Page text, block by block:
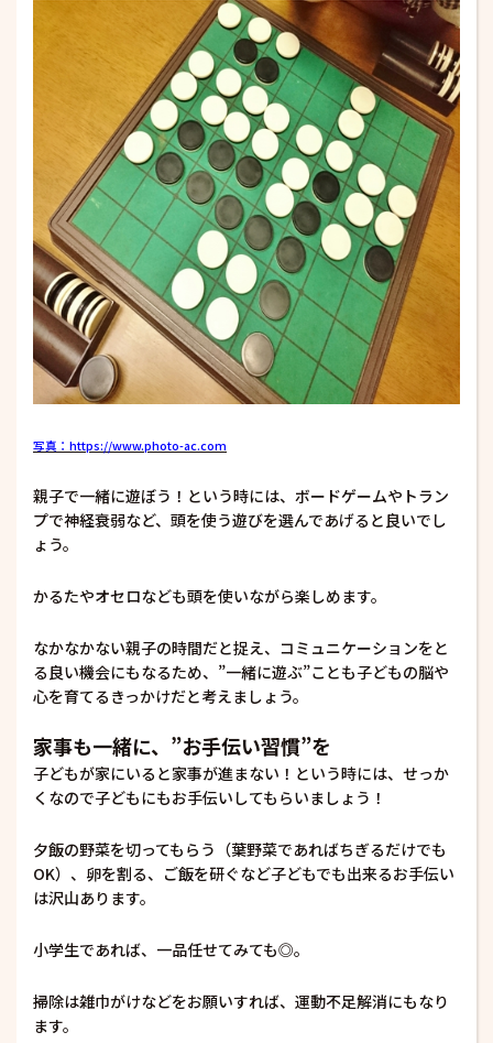
写真：https://www.photo-ac.com
親子で一緒に遊ぼう！という時には、ボードゲームやトラン
プで神経衰弱など、頭を使う遊びを選んであげると良いでし
ょう。
かるたやオセロなども頭を使いながら楽しめます。
なかなかない親子の時間だと捉え、コミュニケーションをと
る良い機会にもなるため、”一緒に遊ぶ”ことも子どもの脳や
心を育てるきっかけだと考えましょう。
家事も一緒に、”お手伝い習慣”を
子どもが家にいると家事が進まない！という時には、せっか
くなので子どもにもお手伝いしてもらいましょう！
夕飯の野菜を切ってもらう（葉野菜であればちぎるだけでも
OK）、卵を割る、ご飯を研ぐなど子どもでも出来るお手伝い
は沢山あります。
小学生であれば、一品任せてみても◎。
掃除は雑巾がけなどをお願いすれば、運動不足解消にもなり
ます。